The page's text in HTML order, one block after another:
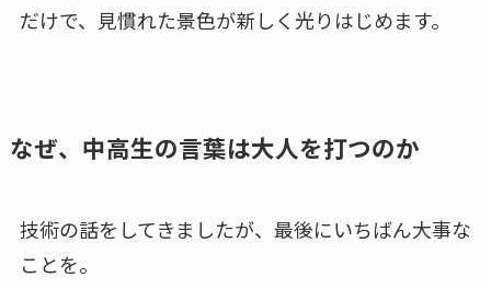
だけで、見慣れた景色が新しく光りはじめます。
なぜ、中高生の言葉は大人を打つのか
技術の話をしてきましたが、最後にいちばん大事な
ことを。